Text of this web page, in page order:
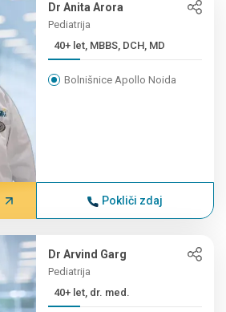
Dr Anita Arora
Pediatrija
40+ let, MBBS, DCH, MD
Bolnišnice Apollo Noida
Pokliči zdaj
Dr Arvind Garg
Pediatrija
40+ let, dr. med.